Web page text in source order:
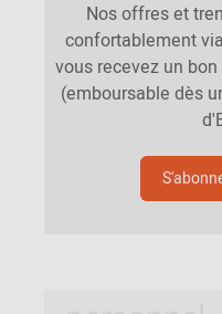
Nos offres et
confortablement
vous recevez un
(emboursable dès